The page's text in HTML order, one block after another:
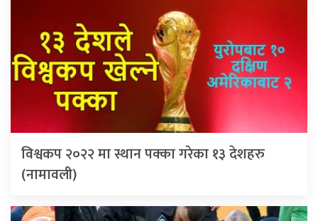
विश्वकप २०२२ मा स्थान पक्का गरेका १३ देशहरु
(नामावली)